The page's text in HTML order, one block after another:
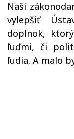
Naši
vylepšiť
doplnok,
ľuďmi, či
ľudia. A malo